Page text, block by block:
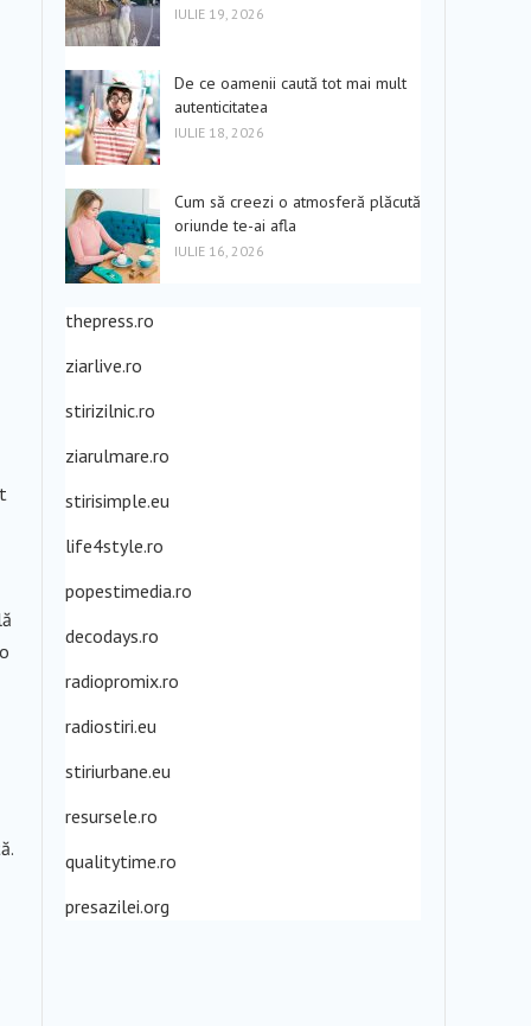
IULIE 19, 2026
De ce oamenii caută tot mai mult
autenticitatea
IULIE 18, 2026
Cum să creezi o atmosferă plăcută
oriunde te-ai afla
IULIE 16, 2026
thepress.ro
ziarlive.ro
stirizilnic.ro
ziarulmare.ro
stirisimple.eu
life4style.ro
popestimedia.ro
decodays.ro
radiopromix.ro
radiostiri.eu
stiriurbane.eu
resursele.ro
qualitytime.ro
presazilei.org